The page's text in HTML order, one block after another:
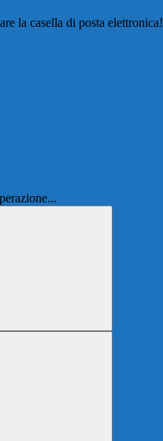
la casella di posta elettronica!